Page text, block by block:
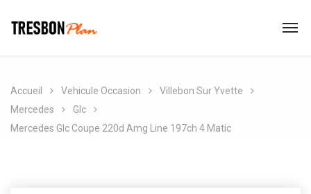
Accueil Vehicule Occasion
Villebon Sur Yvette
Mercedes
Glc
Mercedes Glc Coupe 220d Amg Line 197ch 4 Matic